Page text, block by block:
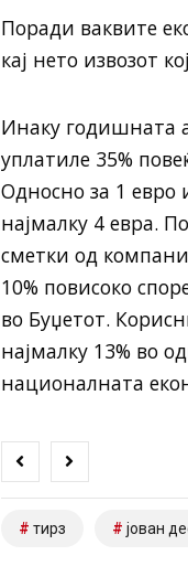
Поради ваквите
кај нето извозот
Инаку годишната
уплатиле 35%
Односно за 1 евро
најмалку 4 евра.
сметки од
10% повисоко
во Буџетот.
најмалку 13% во
националната
тирз јован